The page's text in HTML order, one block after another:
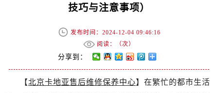
技巧与注意事项）
发布时间：2024-12-04 09:46:16
阅读：（次）
分享到：
【北京卡地亚售后维修保养中心】在繁忙的都市生活